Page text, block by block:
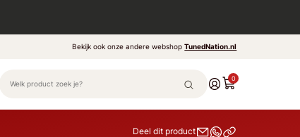
Bekijk ook onze andere webshopTunedNation.nl
0
Deel dit product